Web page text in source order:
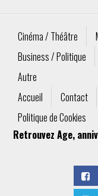
Cinéma / Théâtre
Business / Politique
Autre
Accueil
Contact
Politique de Cookies
Retrouvez Age,